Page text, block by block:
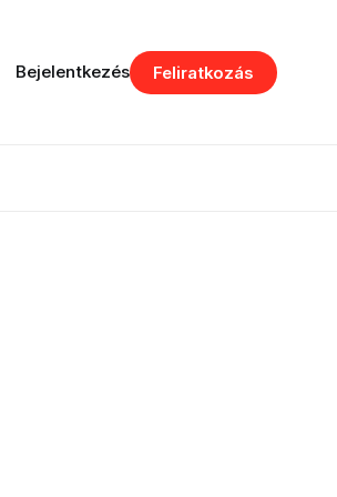
Bejelentkezés Feliratkozás